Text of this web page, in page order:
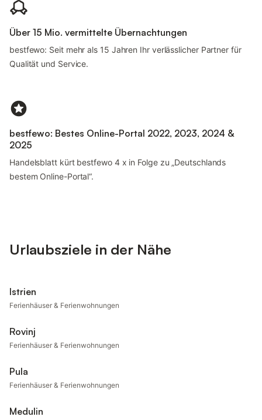
Über 15 Mio. vermittelte Übernachtungen
bestfewo: Seit mehr als 15 Jahren Ihr verlässlicher Partner für
Qualität und Service.
bestfewo: Bestes Online-Portal 2022, 2023, 2024 &
2025
Handelsblatt kürt bestfewo 4 x in Folge zu „Deutschlands
bestem Online-Portal“.
Urlaubsziele in der Nähe
Istrien
Ferienhäuser & Ferienwohnungen
Rovinj
Ferienhäuser & Ferienwohnungen
Pula
Ferienhäuser & Ferienwohnungen
Medulin